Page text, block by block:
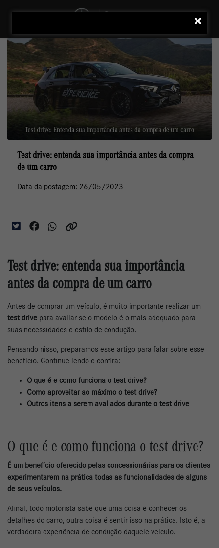
LIGAR
Test drive: entenda sua importância antes da compra
de um carro
Data da postagem: 26/05/2023
Test drive: entenda sua importância
antes da compra de um carro
Antes de comprar um veículo, é muito importante realizar um
test drive para avaliar se o modelo é o mais adequado para
suas necessidades e estilo de condução.
Pensando nisso, preparamos esse artigo para falar sobre esse
benefício. Continue lendo e confira:
O que é e como funciona o test drive?
Como aproveitar ao máximo o test drive?
Outros itens a serem avaliados durante o test drive
O que é e como funciona o test drive?
É um benefício oferecido pelas concessionárias para os clientes
experimentarem na prática todas as funcionalidades de alguns
de seus veículos.
Afinal, todo motorista sabe que uma coisa é conhecer os
detalhes do carro, outra coisa é sentir isso na prática. Isto é, a
verdadeira experiência de condução daquele veículo.